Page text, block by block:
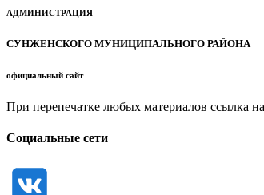
АДМИНИСТРАЦИЯ
СУНЖЕНСКОГО МУНИЦИПАЛЬНОГО РАЙОНА
официальный сайт
При перепечатке любых материалов ссылка
Социальные сети